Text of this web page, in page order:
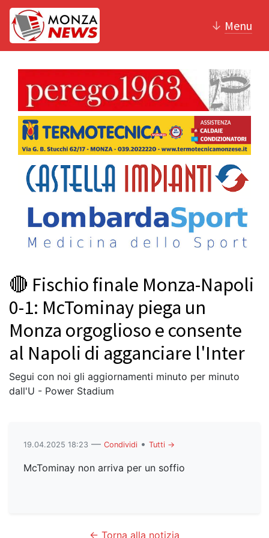
↓ Menu
🔴 Fischio finale Monza-Napoli
0-1: McTominay piega un
Monza orgoglioso e consente
al Napoli di agganciare l'Inter
Segui con noi gli aggiornamenti minuto per minuto
dall'U - Power Stadium
19.04.2025 18:23 — Condividi • Tutti →
McTominay non arriva per un soffio
← Torna alla notizia